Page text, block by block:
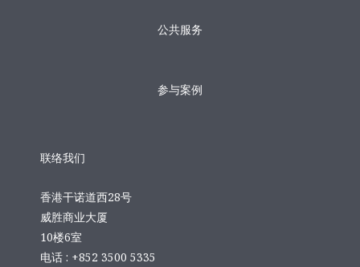
公共服务
参与案例
联络我们
香港干诺道西28号
威胜商业大厦
10楼6室
电话 : +852 3500 5335